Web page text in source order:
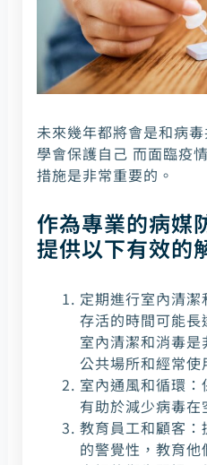
未來幾年都將會是和病
學會保護自己 而面臨疫
措施是非常重要的。
作為專業的病媒
提供以下有效的
定期進行室內清
存活的時間可能
室內清潔和消毒
公共場所和經常使
室內通風和循環：
有助於減少病毒在
教育員工和顧客
的警覺性，教育